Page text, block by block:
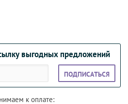
выгодных предложений
ПОДПИСАТЬСЯ
к оплате: